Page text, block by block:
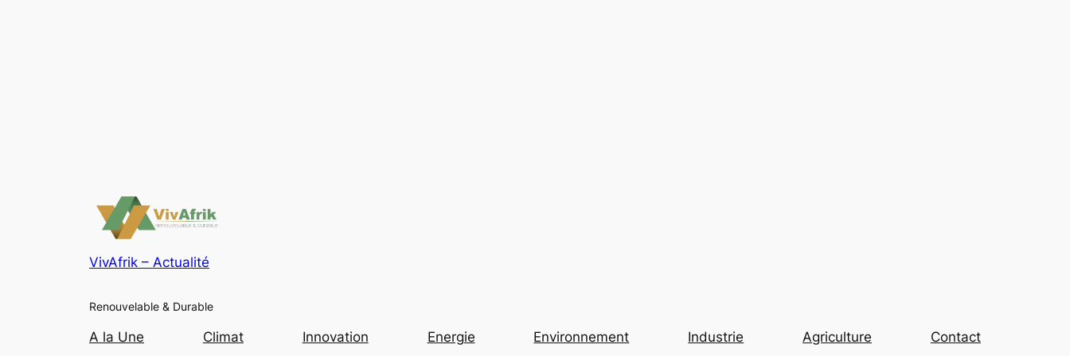
VivAfrik – Actualité
Renouvelable & Durable
A la Une Climat Innovation Energie Environnement Industrie Agriculture Contact